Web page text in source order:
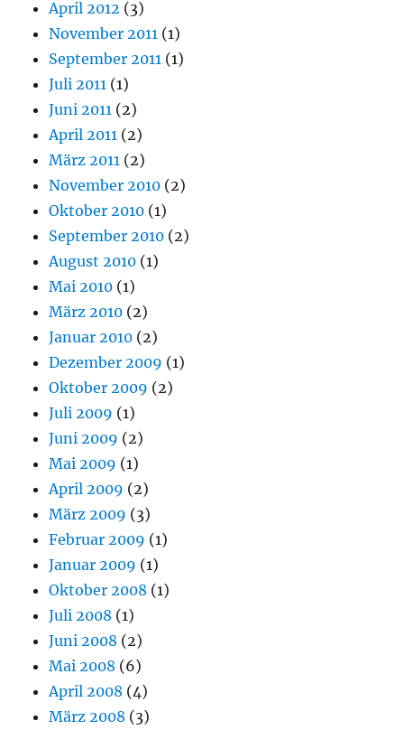
April 2012 (3)
November 2011 (1)
September 2011 (1)
Juli 2011 (1)
Juni 2011 (2)
April 2011 (2)
März 2011 (2)
November 2010 (2)
Oktober 2010 (1)
September 2010 (2)
August 2010 (1)
Mai 2010 (1)
März 2010 (2)
Januar 2010 (2)
Dezember 2009 (1)
Oktober 2009 (2)
Juli 2009 (1)
Juni 2009 (2)
Mai 2009 (1)
April 2009 (2)
März 2009 (3)
Februar 2009 (1)
Januar 2009 (1)
Oktober 2008 (1)
Juli 2008 (1)
Juni 2008 (2)
Mai 2008 (6)
April 2008 (4)
März 2008 (3)